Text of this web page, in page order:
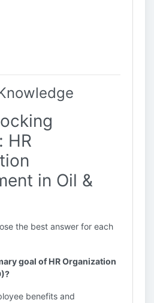
HR
in Oil &
the best answer for each
goal of HR Organization
benefits and